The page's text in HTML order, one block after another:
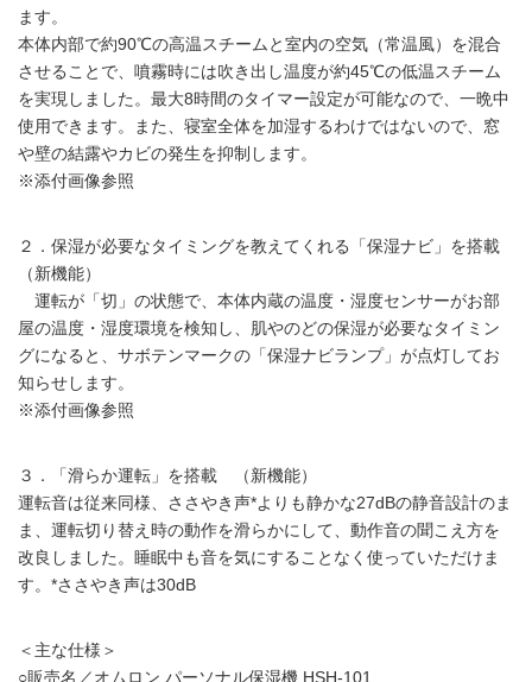
ます。
本体内部で約90℃の高温スチームと室内の空気（常温風）を混合
させることで、噴霧時には吹き出し温度が約45℃の低温スチーム
を実現しました。最大8時間のタイマー設定が可能なので、一晩中
使用できます。また、寝室全体を加湿するわけではないので、窓
や壁の結露やカビの発生を抑制します。
※添付画像参照
２．保湿が必要なタイミングを教えてくれる「保湿ナビ」を搭載
（新機能）
運転が「切」の状態で、本体内蔵の温度・湿度センサーがお部
屋の温度・湿度環境を検知し、肌やのどの保湿が必要なタイミン
グになると、サボテンマークの「保湿ナビランプ」が点灯してお
知らせします。
※添付画像参照
３．「滑らか運転」を搭載 （新機能）
運転音は従来同様、ささやき声*よりも静かな27dBの静音設計のま
ま、運転切り替え時の動作を滑らかにして、動作音の聞こえ方を
改良しました。睡眠中も音を気にすることなく使っていただけま
す。*ささやき声は30dB
＜主な仕様＞
○販売名／オムロン パーソナル保湿機 HSH-101